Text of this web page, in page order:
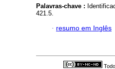
Palavras-chave :
421.5.
· resumo em Inglês